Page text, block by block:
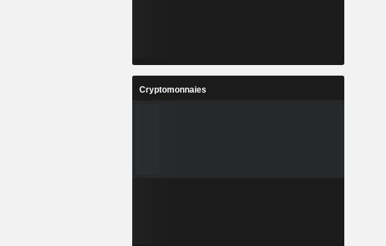
Cryptomonnaies